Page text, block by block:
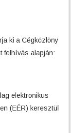
ki a Cégközlöny
felhívás alapján:
elektronikus
(EÉR) keresztül